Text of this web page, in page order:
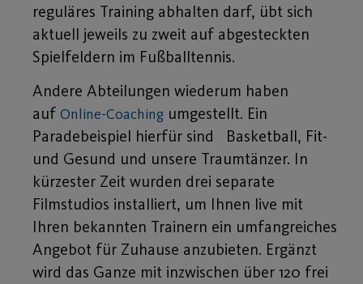
reguläres Training abhalten darf, übt sich
aktuell jeweils zu zweit auf abgesteckten
Spielfeldern im Fußballtennis.
Andere Abteilungen wiederum haben
auf Online-Coaching umgestellt. Ein
Paradebeispiel hierfür sind Basketball, Fit-
und Gesund und unsere Traumtänzer. In
kürzester Zeit wurden drei separate
Filmstudios installiert, um Ihnen live mit
Ihren bekannten Trainern ein umfangreiches
Angebot für Zuhause anzubieten. Ergänzt
wird das Ganze mit inzwischen über 120 frei